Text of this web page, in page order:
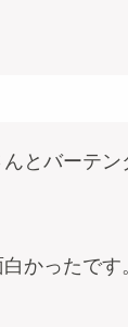
とバーテ
かったです